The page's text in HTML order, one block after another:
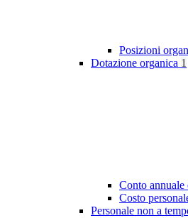
Posizioni
Dotazione organica 1
Conto annuale
Costo
Personale non a